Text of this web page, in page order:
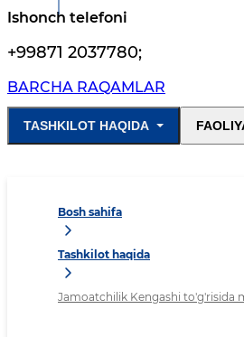
Ishonch telefoni
+99871 2037780;
BARCHA RAQAMLAR
TASHKILOT HAQIDA
Bosh sahifa
Tashkilot haqida
Jamoatchilik Kengashi to'g'risida